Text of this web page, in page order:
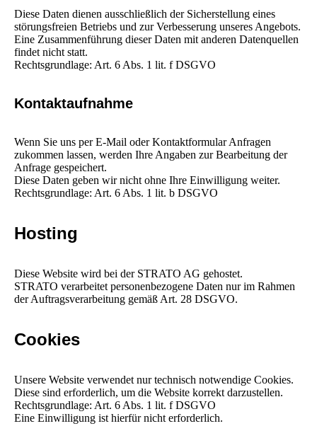
Diese Daten dienen ausschließlich der Sicherstellung eines
störungsfreien Betriebs und zur Verbesserung unseres Angebots.
Eine Zusammenführung dieser Daten mit anderen Datenquellen
findet nicht statt.
Rechtsgrundlage: Art. 6 Abs. 1 lit. f DSGVO
Kontaktaufnahme
Wenn Sie uns per E-Mail oder Kontaktformular Anfragen
zukommen lassen, werden Ihre Angaben zur Bearbeitung der
Anfrage gespeichert.
Diese Daten geben wir nicht ohne Ihre Einwilligung weiter.
Rechtsgrundlage: Art. 6 Abs. 1 lit. b DSGVO
Hosting
Diese Website wird bei der STRATO AG gehostet.
STRATO verarbeitet personenbezogene Daten nur im Rahmen
der Auftragsverarbeitung gemäß Art. 28 DSGVO.
Cookies
Unsere Website verwendet nur technisch notwendige Cookies.
Diese sind erforderlich, um die Website korrekt darzustellen.
Rechtsgrundlage: Art. 6 Abs. 1 lit. f DSGVO
Eine Einwilligung ist hierfür nicht erforderlich.